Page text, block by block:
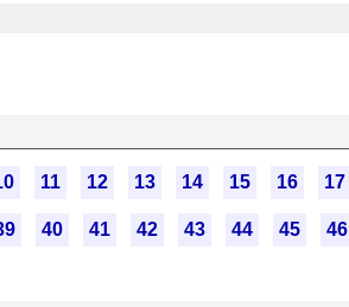
11 12 13 14 15 16 17
40 41 42 43 44 45 46